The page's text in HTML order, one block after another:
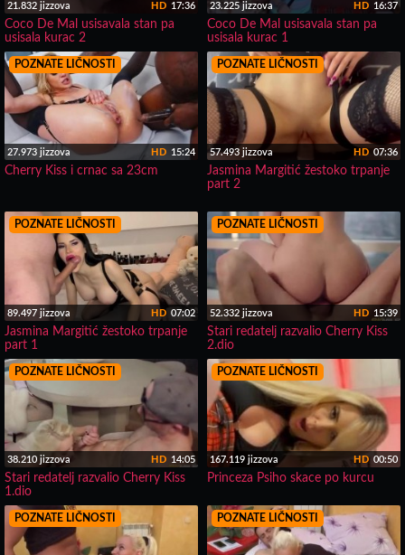
21.832 jizzova 17:36
HD
Coco De Mal usisavala stan pa
usisala kurac 2
23.225 jizzova 16:37
HD
Coco De Mal usisavala stan pa
usisala kurac 1
POZNATE LIČNOSTI
27.973 jizzova 15:24
HD
Cherry Kiss i crnac sa 23cm
POZNATE LIČNOSTI
57.493 jizzova 07:36
HD
Jasmina Margitić žestoko trpanje
part 2
POZNATE LIČNOSTI
89.497 jizzova 07:02
HD
Jasmina Margitić žestoko trpanje
part 1
POZNATE LIČNOSTI
52.332 jizzova 15:39
HD
Stari redatelj razvalio Cherry Kiss
2.dio
POZNATE LIČNOSTI
38.210 jizzova 14:05
HD
Stari redatelj razvalio Cherry Kiss
1.dio
POZNATE LIČNOSTI
167.119 jizzova 00:50
HD
Princeza Psiho skace po kurcu
POZNATE LIČNOSTI POZNATE LIČNOSTI